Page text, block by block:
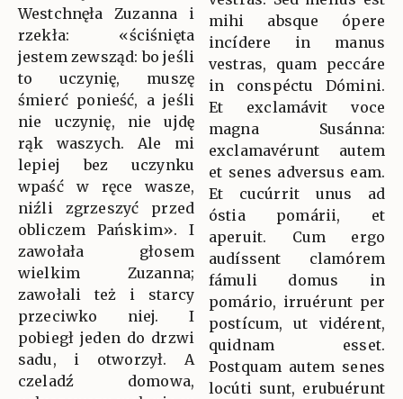
Westchnęła Zuzanna i
rzekła: «ściśnięta
jestem zewsząd: bo jeśli
to uczynię, muszę
śmierć ponieść, a jeśli
nie uczynię, nie ujdę
rąk waszych. Ale mi
lepiej bez uczynku
wpaść w ręce wasze,
niźli zgrzeszyć przed
obliczem Pańskim». I
zawołała głosem
wielkim Zuzanna;
zawołali też i starcy
przeciwko niej. I
pobiegł jeden do drzwi
sadu, i otworzył. A
czeladź domowa,
mihi absque ópere
incídere in manus
vestras, quam peccáre
in conspéctu Dómini.
Et exclamávit voce
magna Susánna:
exclamavérunt autem
et senes adversus eam.
Et cucúrrit unus ad
óstia pomárii, et
aperuit. Cum ergo
audíssent clamórem
fámuli domus in
pomário, irruérunt per
postícum, ut vidérent,
quidnam esset.
Postquam autem senes
locúti sunt, erubuérunt